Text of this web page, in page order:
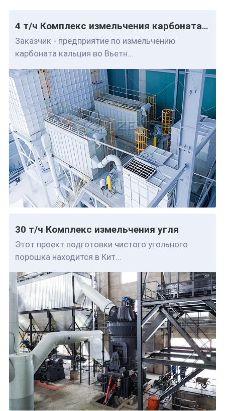
4 т/ч Комплекс измельчения карбоната кальция
Заказчик - предприятие по измельчению
карбоната кальция во Вьетн...
30 т/ч Комплекс измельчения угля
Этот проект подготовки чистого угольного
порошка находится в Кит...